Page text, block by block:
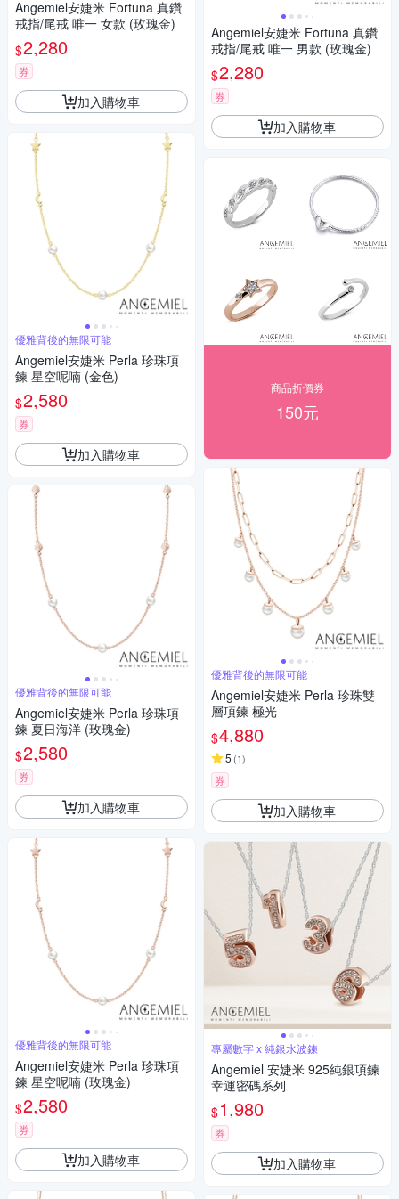
Angemiel安婕米 Fortuna 真鑽
戒指/尾戒 唯一 女款 (玫瑰金)
$2,280
券
加入購物車
優雅背後的無限可能
Angemiel安婕米 Perla 珍珠項
鍊 星空呢喃 (金色)
$2,580
券
加入購物車
優雅背後的無限可能
Angemiel安婕米 Perla 珍珠項
鍊 夏日海洋 (玫瑰金)
$2,580
券
加入購物車
優雅背後的無限可能
Angemiel安婕米 Perla 珍珠項
鍊 星空呢喃 (玫瑰金)
$2,580
券
加入購物車
Angemiel安婕米 Fortuna 真鑽
戒指/尾戒 唯一 男款 (玫瑰金)
$2,280
券
加入購物車
商品折價券
150元
優雅背後的無限可能
Angemiel安婕米 Perla 珍珠雙
層項鍊 極光
$4,880
5 (1)
券
加入購物車
專屬數字 x 純銀水波鍊
Angemiel 安婕米 925純銀項鍊
幸運密碼系列
$1,980
券
加入購物車